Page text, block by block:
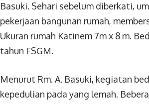
Basuki. Sehari sebelum diberkati,
pekerjaan bangunan rumah,
Ukuran rumah Katinem 7m x 8 m.
tahun FSGM.
Menurut Rm. A. Basuki, kegiatan
kepedulian pada yang lemah.